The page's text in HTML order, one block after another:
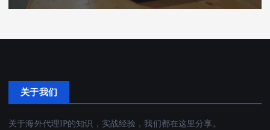
关于我们
关于海外代理IP的知识，实战经验，我们都在这里分享。